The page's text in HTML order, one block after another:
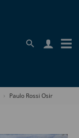
Paulo Rossi Osir